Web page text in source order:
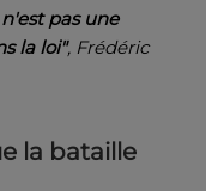
pas une
la loi", Frédéric
la bataille